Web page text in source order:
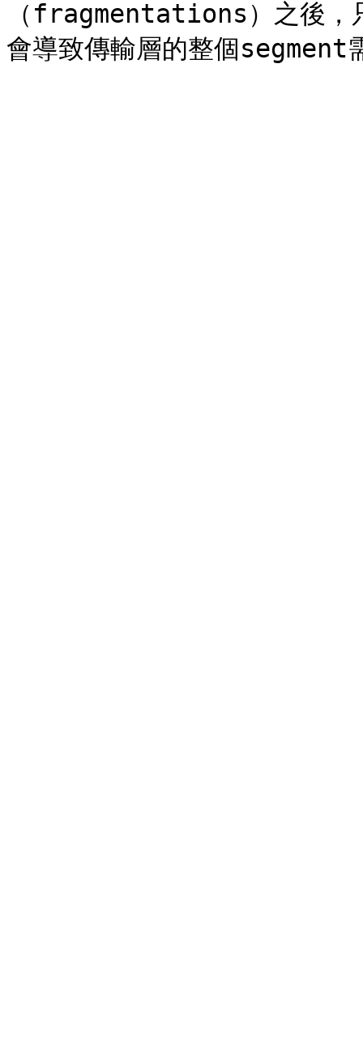
（fragmentations）之後，